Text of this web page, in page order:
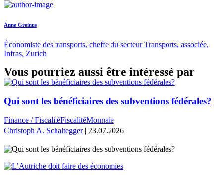
Anne Greinus
Économiste des transports, cheffe du secteur Transports, associée,
Infras, Zurich
Vous pourriez aussi être intéressé par
Qui sont les bénéficiaires des subventions fédérales?
Finance / FiscalitéFiscalitéMonnaie
Christoph A. Schaltegger| 23.07.2026